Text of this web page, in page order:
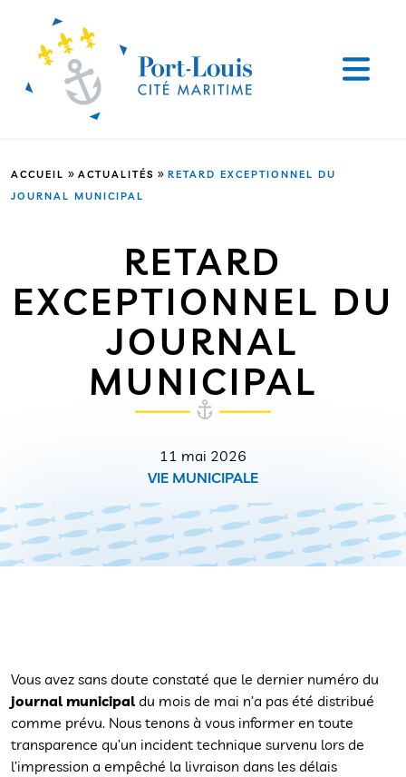
ACCUEIL » ACTUALITÉS » RETARD EXCEPTIONNEL DU
JOURNAL MUNICIPAL
RETARD
EXCEPTIONNEL DU
JOURNAL
MUNICIPAL
11 mai 2026
VIE MUNICIPALE
Vous avez sans doute constaté que le dernier numéro du
journal municipaldu mois de mai n’a pas été distribué
comme prévu. Nous tenons à vous informer en toute
transparence qu’un incident technique survenu lors de
l’impression a empêché la livraison dans les délais